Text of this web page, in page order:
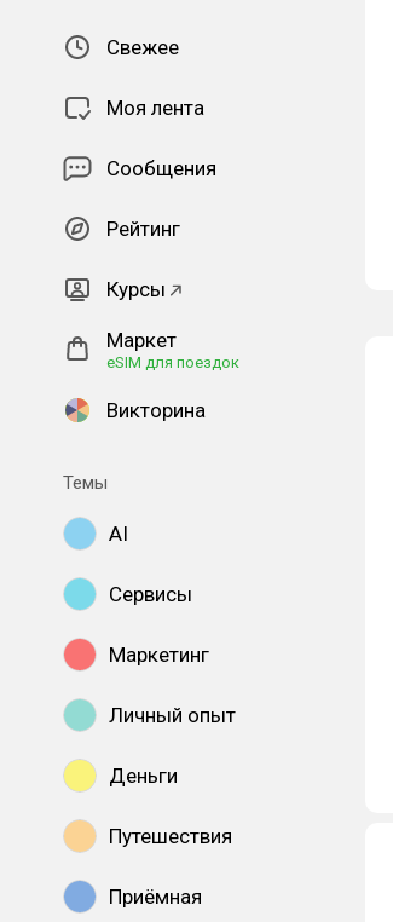
Свежее
Моя лента
Сообщения
Рейтинг
Курсы
Маркет
eSIM для поездок
Викторина
Темы
AI
Сервисы
Маркетинг
Личный опыт
Деньги
Путешествия
Приёмная